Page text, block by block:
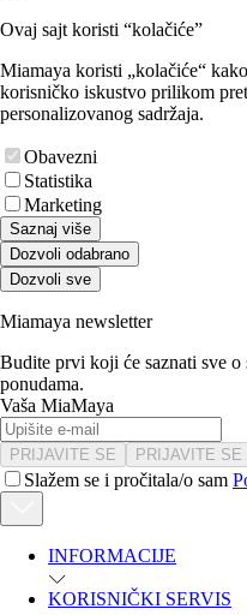
Ovaj sajt koristi “kolačiće”
Miamaya koristi „kolačiće“
korisničko iskustvo prilikom
personalizovanog sadržaja.
Obavezni
Statistika
Marketing
Saznaj više
Dozvoli odabrano
Dozvoli sve
Miamaya newsletter
Budite prvi koji će saznati sve
ponudama.
Vaša MiaMaya
PRIJAVITE SE PRIJAVITE SE
Slažem se i pročitala/o sam
INFORMACIJE
KORISNIČKI SERVIS